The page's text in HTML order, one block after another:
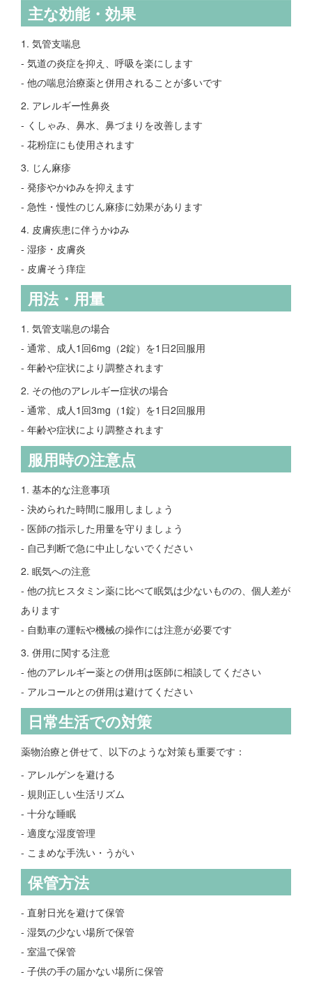
主な効能・効果
1. 気管支喘息
- 気道の炎症を抑え、呼吸を楽にします
- 他の喘息治療薬と併用されることが多いです
2. アレルギー性鼻炎
- くしゃみ、鼻水、鼻づまりを改善します
- 花粉症にも使用されます
3. じん麻疹
- 発疹やかゆみを抑えます
- 急性・慢性のじん麻疹に効果があります
4. 皮膚疾患に伴うかゆみ
- 湿疹・皮膚炎
- 皮膚そう痒症
用法・用量
1. 気管支喘息の場合
- 通常、成人1回6mg（2錠）を1日2回服用
- 年齢や症状により調整されます
2. その他のアレルギー症状の場合
- 通常、成人1回3mg（1錠）を1日2回服用
- 年齢や症状により調整されます
服用時の注意点
1. 基本的な注意事項
- 決められた時間に服用しましょう
- 医師の指示した用量を守りましょう
- 自己判断で急に中止しないでください
2. 眠気への注意
- 他の抗ヒスタミン薬に比べて眠気は少ないものの、個人差が
あります
- 自動車の運転や機械の操作には注意が必要です
3. 併用に関する注意
- 他のアレルギー薬との併用は医師に相談してください
- アルコールとの併用は避けてください
日常生活での対策
薬物治療と併せて、以下のような対策も重要です：
- アレルゲンを避ける
- 規則正しい生活リズム
- 十分な睡眠
- 適度な湿度管理
- こまめな手洗い・うがい
保管方法
- 直射日光を避けて保管
- 湿気の少ない場所で保管
- 室温で保管
- 子供の手の届かない場所に保管